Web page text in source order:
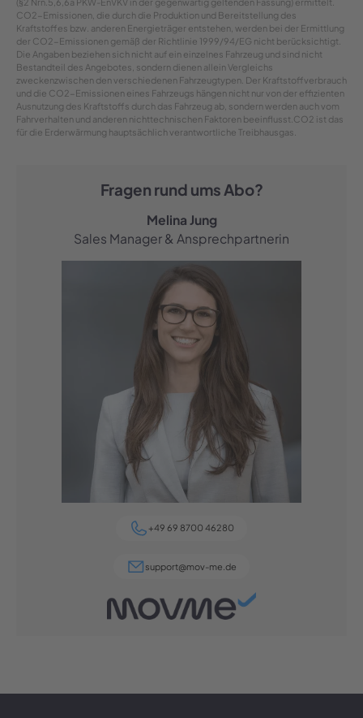
CO2-Emissionen, die durch die Produktion und Bereitstellung des
Kraftstoffes bzw. anderen Energieträger entstehen, werden bei der Ermittlung
der CO2-Emissionen gemäß der Richtlinie 1999/94/EG nicht berücksichtigt.
Die Angaben beziehen sich nicht auf ein einzelnes Fahrzeug und sind nicht
Bestandteil des Angebotes, sondern dienen allein Vergleichs
zweckenzwischen den verschiedenen Fahrzeugtypen. Der Kraftstoffverbrauch
und die CO2-Emissionen eines Fahrzeugs hängen nicht nur von der effizienten
Ausnutzung des Kraftstoffs durch das Fahrzeug ab, sondern werden auch vom
Fahrverhalten und anderen nichttechnischen Faktoren beeinflusst.CO2 ist das
für die Erderwärmung hauptsächlich verantwortliche Treibhausgas.
Fragen rund ums Abo?
Melina Jung
Sales Manager & Ansprechpartnerin
+49 69 8700 46280
support@mov-me.de